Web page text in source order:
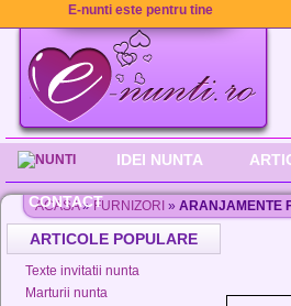
E-nunti este pentru tine
IDEI NUNTA
CONTACT
ACASA»FURNIZORI » ARANJAMENTE
ARTICOLE POPULARE
Texte invitatii nunta
Marturii nunta